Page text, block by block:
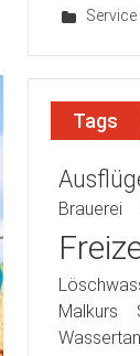
Service
Tags
Brauerei
Malkurs